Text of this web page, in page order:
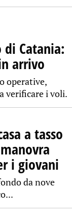
di Catania:
arrivo
operative,
verificare i voli.
a tasso
i giovani
da nove